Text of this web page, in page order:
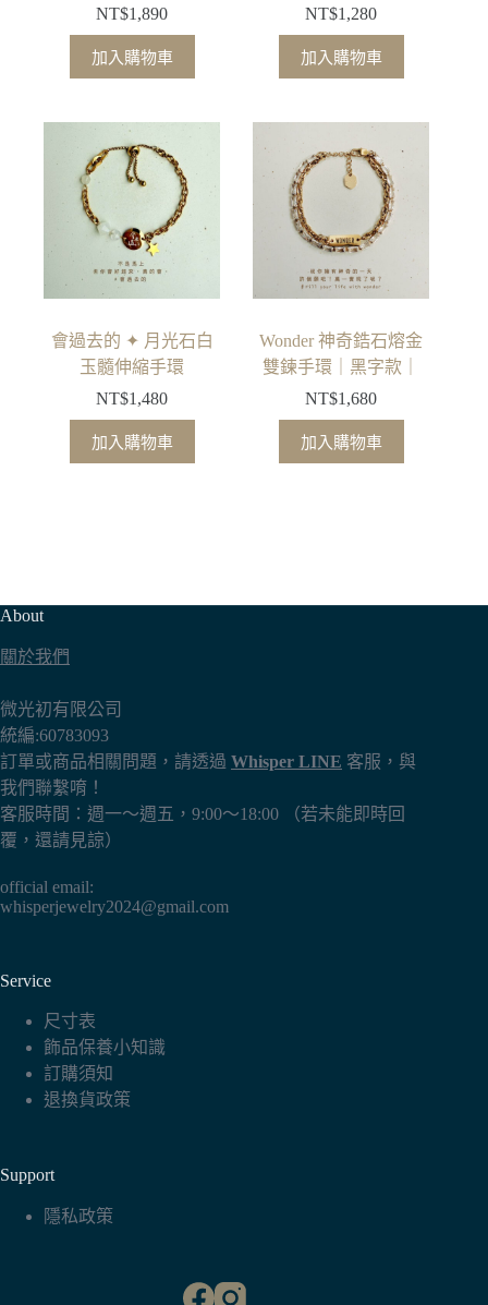
NT$1,890
加入購物車
NT$1,280
加入購物車
會過去的 ✦ 月光石白
玉髓伸縮手環
NT$1,480
加入購物車
Wonder 神奇鋯石熔金
雙鍊手環｜黑字款｜
NT$1,680
加入購物車
About
關於我們
微光初有限公司
統編:60783093
訂單或商品相關問題，請透過 Whisper LINE 客服，與
我們聯繫唷！
客服時間：週一～週五，9:00～18:00 （若未能即時回
覆，還請見諒）
official email:
whisperjewelry2024@gmail.com
Service
尺寸表
飾品保養小知識
訂購須知
退換貨政策
Support
隱私政策